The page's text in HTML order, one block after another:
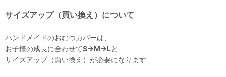
サイズアップ（買い換え）について
ハンドメイドのおむつカバーは、
お子様の成長に合わせてS→M→Lと
サイズアップ（買い換え）が必要になります